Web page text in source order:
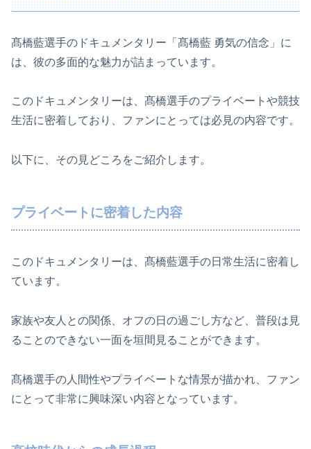
髙橋藍選手のドキュメンタリー「髙橋藍 勇気の信念」に
は、彼の多面的な魅力が詰まっています。
このドキュメンタリーは、髙橋選手のプライベートや競技
生活に密着しており、ファンにとっては必見の内容です。
以下に、その見どころをご紹介します。
プライベートに密着した内容
このドキュメンタリーは、髙橋藍選手の日常生活に密着し
ています。
家族や友人との関係、オフの日の過ごし方など、普段は見
ることのできない一面を垣間見ることができます。
髙橋選手の人間性やプライベートな情景が描かれ、ファン
にとって非常に興味深い内容となっています。